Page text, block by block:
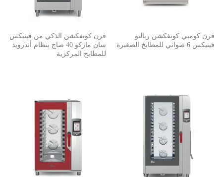
فرن كومبي كونفكشن ريالتو
فينيكس 6 صواني للمطابخ الصغيرة
فرن كونفكشن الذكي من فينيكس
سان ماركو 40 صاج بنظام أندرويد
للمطابخ المركزية